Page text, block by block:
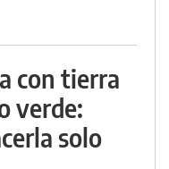
con tierra
verde:
solo